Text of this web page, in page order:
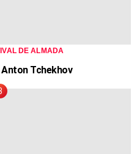
DE ALMADA
Anton Tchekhov